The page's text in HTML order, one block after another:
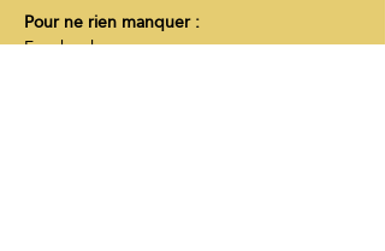
Pour ne rien manquer :
Facebook